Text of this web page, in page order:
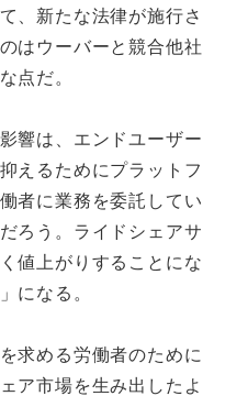
、新たな法律が施行さ
はウーバーと競合他社
点だ。
響は、エンドユーザー
えるためにプラットフ
者に業務を委託してい
ろう。ライドシェアサ
値上がりすることにな
になる。
求める労働者のために
ア市場を生み出したよ